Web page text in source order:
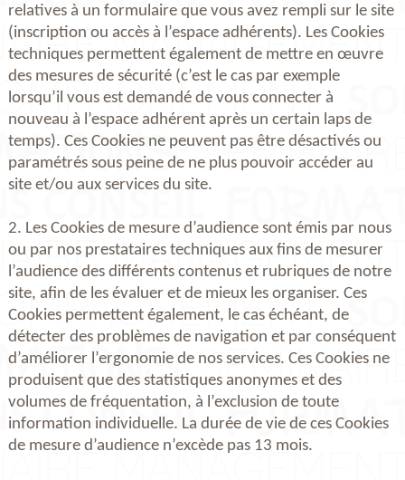
relatives à un formulaire que vous avez rempli sur le site
(inscription ou accès à l’espace adhérents). Les Cookies
techniques permettent également de mettre en œuvre
des mesures de sécurité (c’est le cas par exemple
lorsqu’il vous est demandé de vous connecter à
nouveau à l’espace adhérent après un certain laps de
temps). Ces Cookies ne peuvent pas être désactivés ou
paramétrés sous peine de ne plus pouvoir accéder au
site et/ou aux services du site.
2. Les Cookies de mesure d’audience sont émis par nous
ou par nos prestataires techniques aux fins de mesurer
l’audience des différents contenus et rubriques de notre
site, afin de les évaluer et de mieux les organiser. Ces
Cookies permettent également, le cas échéant, de
détecter des problèmes de navigation et par conséquent
d’améliorer l’ergonomie de nos services. Ces Cookies ne
produisent que des statistiques anonymes et des
volumes de fréquentation, à l’exclusion de toute
information individuelle. La durée de vie de ces Cookies
de mesure d’audience n’excède pas 13 mois.